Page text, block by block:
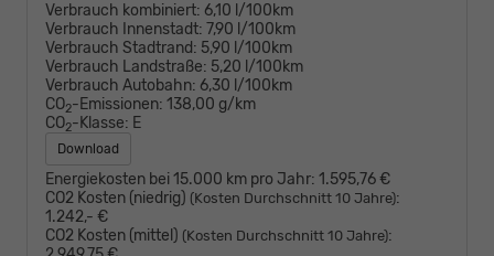
Verbrauch kombiniert: 6,10 l/100km
Verbrauch Innenstadt: 7,90 l/100km
Verbrauch Stadtrand: 5,90 l/100km
Verbrauch Landstraße: 5,20 l/100km
Verbrauch Autobahn: 6,30 l/100km
CO2-Emissionen: 138,00 g/km
CO2-Klasse: E
Download
Energiekosten bei 15.000 km pro Jahr: 1.595,76 €
CO2 Kosten (niedrig) (Kosten Durchschnitt 10 Jahre):
1.242,- €
CO2 Kosten (mittel) (Kosten Durchschnitt 10 Jahre):